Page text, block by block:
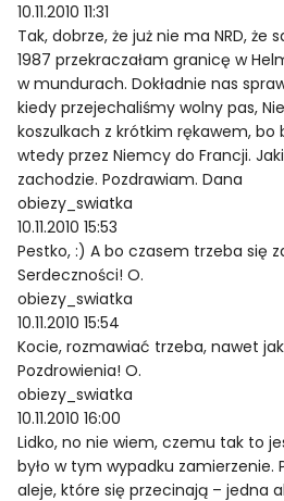
10.11.2010 11:31
Tak, dobrze, że już nie ma NRD, że
1987 przekraczałam granicę w
w mundurach. Dokładnie nas
kiedy przejechaliśmy wolny pas,
koszulkach z krótkim rękawem, bo
wtedy przez Niemcy do Francji.
zachodzie. Pozdrawiam. Dana
obiezy_swiatka
10.11.2010 15:53
Pestko, :) A bo czasem trzeba się
Serdeczności! O.
obiezy_swiatka
10.11.2010 15:54
Kocie, rozmawiać trzeba, nawet jak
Pozdrowienia! O.
obiezy_swiatka
10.11.2010 16:00
Lidko, no nie wiem, czemu tak to
było w tym wypadku zamierzenie.
aleje, które się przecinają – jedna